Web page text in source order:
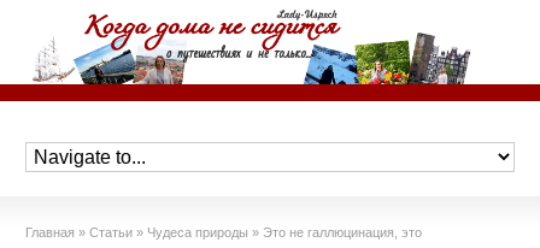
Главная » Статьи » Чудеса природы » Это не галлюцинация, это